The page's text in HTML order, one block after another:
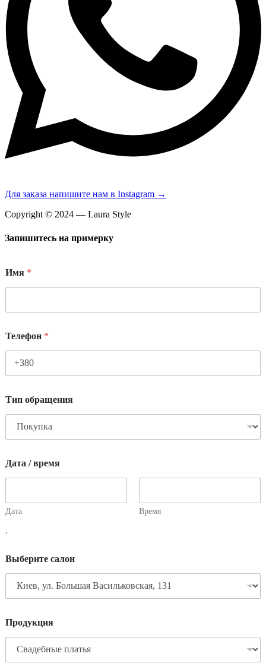
Для заказа напишите нам в Instagram →
Copyright © 2024 — Laura Style
Запишитесь на примерку
Имя *
Телефон *
Тип обращения
Дата / время
Дата Время
Выберите салон
Продукция